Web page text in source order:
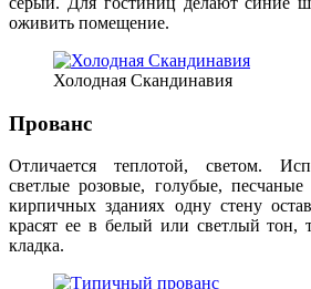
оживить помещение.
Холодная Скандинавия
Прованс
Отличается теплотой, светом.
светлые розовые, голубые,
кирпичных зданиях одну стену
красят ее в белый или светлый тон,
кладка.